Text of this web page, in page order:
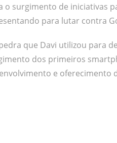
o surgimento de iniciativas
para lutar contra
que Davi utilizou para
dos primeiros
e oferecimento